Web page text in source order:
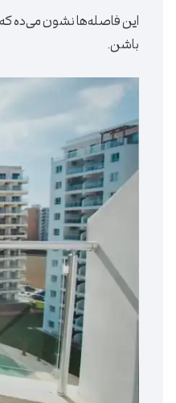
این فاصله‌ها نشون می‌ده که
باشن.